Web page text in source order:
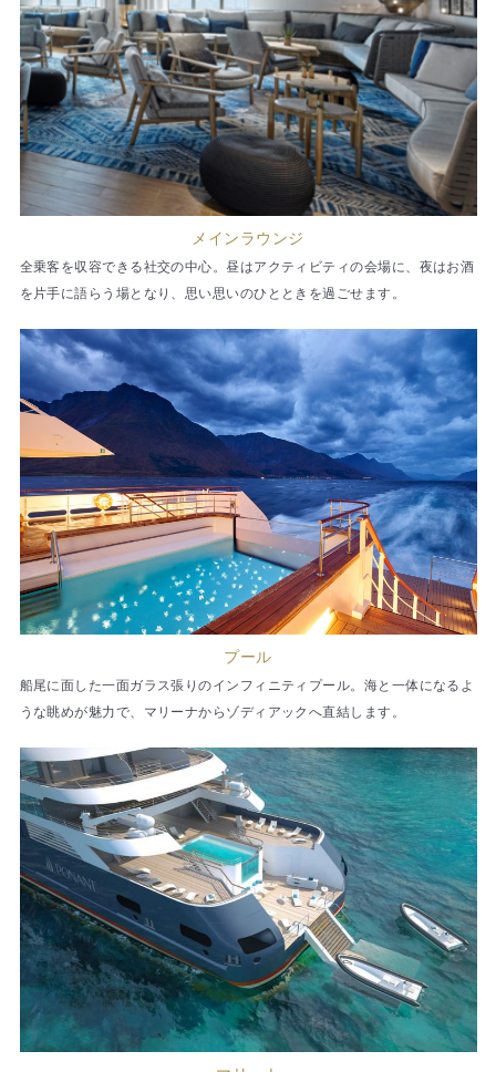
メインラウンジ
全乗客を収容できる社交の中心。昼はアクティビティの会場に、夜はお酒
を片手に語らう場となり、思い思いのひとときを過ごせます。
プール
船尾に面した一面ガラス張りのインフィニティプール。海と一体になるよ
うな眺めが魅力で、マリーナからゾディアックへ直結します。